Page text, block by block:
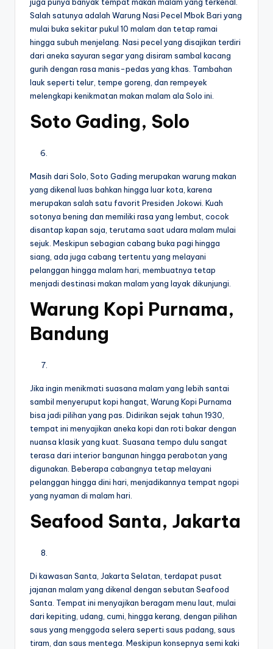
Salah satunya adalah Warung Nasi Pecel Mbok Bari yang
mulai buka sekitar pukul 10 malam dan tetap ramai
hingga subuh menjelang. Nasi pecel yang disajikan terdiri
dari aneka sayuran segar yang disiram sambal kacang
gurih dengan rasa manis-pedas yang khas. Tambahan
lauk seperti telur, tempe goreng, dan rempeyek
melengkapi kenikmatan makan malam ala Solo ini.
Soto Gading, Solo
Masih dari Solo, Soto Gading merupakan warung makan
yang dikenal luas bahkan hingga luar kota, karena
merupakan salah satu favorit Presiden Jokowi. Kuah
sotonya bening dan memiliki rasa yang lembut, cocok
disantap kapan saja, terutama saat udara malam mulai
sejuk. Meskipun sebagian cabang buka pagi hingga
siang, ada juga cabang tertentu yang melayani
pelanggan hingga malam hari, membuatnya tetap
menjadi destinasi makan malam yang layak dikunjungi.
Warung Kopi Purnama,
Bandung
Jika ingin menikmati suasana malam yang lebih santai
sambil menyeruput kopi hangat, Warung Kopi Purnama
bisa jadi pilihan yang pas. Didirikan sejak tahun 1930,
tempat ini menyajikan aneka kopi dan roti bakar dengan
nuansa klasik yang kuat. Suasana tempo dulu sangat
terasa dari interior bangunan hingga perabotan yang
digunakan. Beberapa cabangnya tetap melayani
pelanggan hingga dini hari, menjadikannya tempat ngopi
yang nyaman di malam hari.
Seafood Santa, Jakarta
Di kawasan Santa, Jakarta Selatan, terdapat pusat
jajanan malam yang dikenal dengan sebutan Seafood
Santa. Tempat ini menyajikan beragam menu laut, mulai
dari kepiting, udang, cumi, hingga kerang, dengan pilihan
saus yang menggoda selera seperti saus padang, saus
tiram, dan saus mentega. Meskipun konsepnya semi kaki